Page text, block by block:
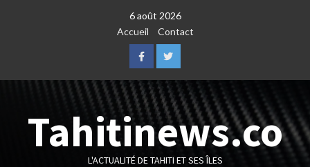
6 août 2026
Accueil
Contact
FacebookTwitter
Tahitinews.co
L'ACTUALITÉ DE TAHITI ET SES ÎLES